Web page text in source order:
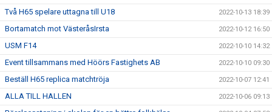
Två H65 spelare uttagna till U18 2022-10-13 18:39
Bortamatch mot VästeråsIrsta 2022-10-12 16:50
USM F14 2022-10-10 14:32
Event tillsammans med Höörs Fastighets AB 2022-10-10 09:30
Beställ H65 replica matchtröja 2022-10-07 12:41
ALLA TILL HALLEN 2022-10-06 09:13